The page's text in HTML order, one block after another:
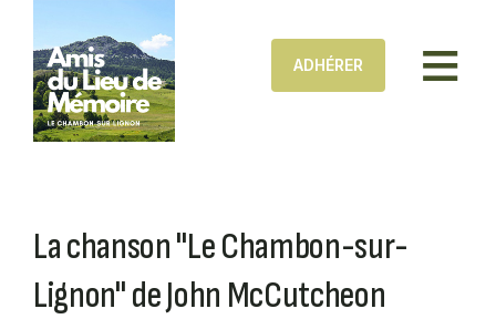
ADHÉRER
La chanson "Le Chambon-sur-
Lignon" de John McCutcheon